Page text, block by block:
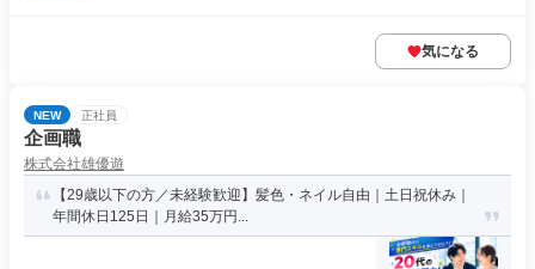
気になる
NEW 正社員
企画職
株式会社雄優遊
【29歳以下の方／未経験歓迎】髪色・ネイル自由｜土日祝休み｜
年間休日125日｜月給35万円...